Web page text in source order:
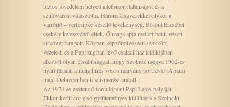
biztos jövedelem helyett a létbizonytalanságot és a
szülővárost választotta. Három kisgyerekkel olykor a
varrónő – vertcsipke készítő tevékenység, Bölöni Erzsébet
csekély keresetéből éltek. Ő maga apja mellett betűt vésett,
sírkövet faragott. Közben képzőművészeti szakkört
vezetett, és a Papi zugban lévő családi ház istállójában
alkotott olyan elszántsággal, hogy Szolnok megye 1962-es
nyári tárlatát a máig híres vörös márvány portréval (Apám)
majd Debrecenben is elismerést aratott.
Az 1974-es esztendő fordulópont Papi Lajos pályáján.
Ekkor kerül sor első gyűjteményes kiállításra a Szolnoki